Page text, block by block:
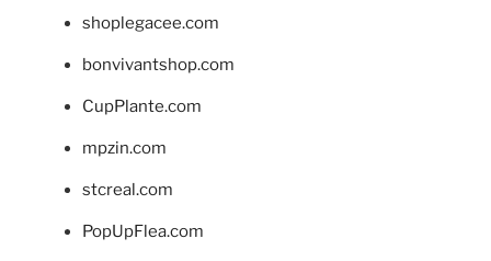
shoplegacee.com
bonvivantshop.com
CupPlante.com
mpzin.com
stcreal.com
PopUpFlea.com